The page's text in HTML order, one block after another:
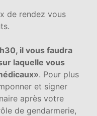
de rendez vous
il vous faudra
laquelle vous
. Pour plus
et signer
après votre
de gendarmerie,